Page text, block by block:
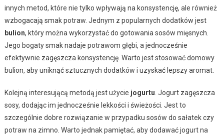
innych metod, które nie tylko wpływają na konsystencję, ale również
wzbogacają smak potraw. Jednym z popularnych dodatków jest
bulion, który można wykorzystać do gotowania sosów mięsnych.
Jego bogaty smak nadaje potrawom głębi, a jednocześnie
efektywnie zagęszcza konsystencję. Warto jest stosować domowy
bulion, aby uniknąć sztucznych dodatków i uzyskać lepszy aromat.
Kolejną interesującą metodą jest użycie jogurtu . Jogurt zagęszcza
sosy, dodając im jednocześnie lekkości i świeżości. Jest to
szczególnie dobre rozwiązanie w przypadku sosów do sałatek czy
potraw na zimno. Warto jednak pamiętać, aby dodawać jogurt na